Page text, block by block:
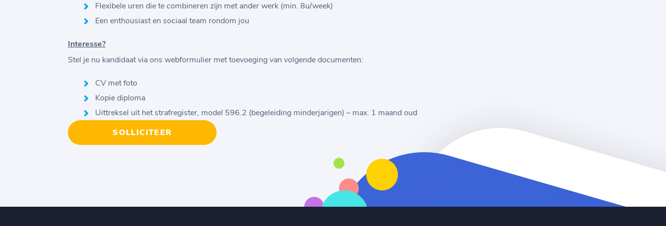
Flexibele uren die te combineren zijn met ander werk (min. 8u/week)
Een enthousiast en sociaal team rondom jou
Interesse?
Stel je nu kandidaat via ons webformulier met toevoeging van volgende documenten:
CV met foto
Kopie diploma
Uittreksel uit het strafregister, model 596.2 (begeleiding minderjarigen) – max. 1 maand oud
SOLLICITEER